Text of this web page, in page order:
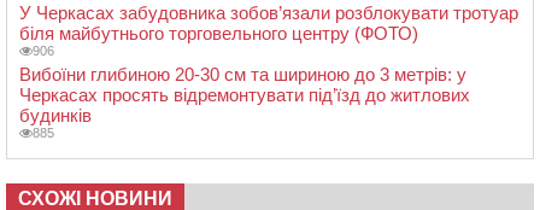
У Черкасах забудовника зобов’язали розблокувати тротуар
біля майбутнього торговельного центру (ФОТО)
906
Вибоїни глибиною 20-30 см та шириною до 3 метрів: у
Черкасах просять відремонтувати під’їзд до житлових
будинків
885
СХОЖІ НОВИНИ